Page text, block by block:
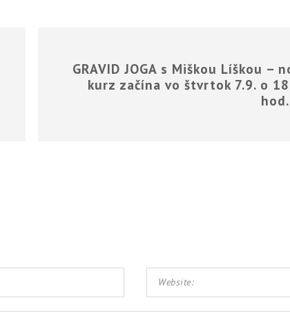
GRAVID JOGA s Miškou Líškou –
kurz začína vo štvrtok 7.9. o
hod.